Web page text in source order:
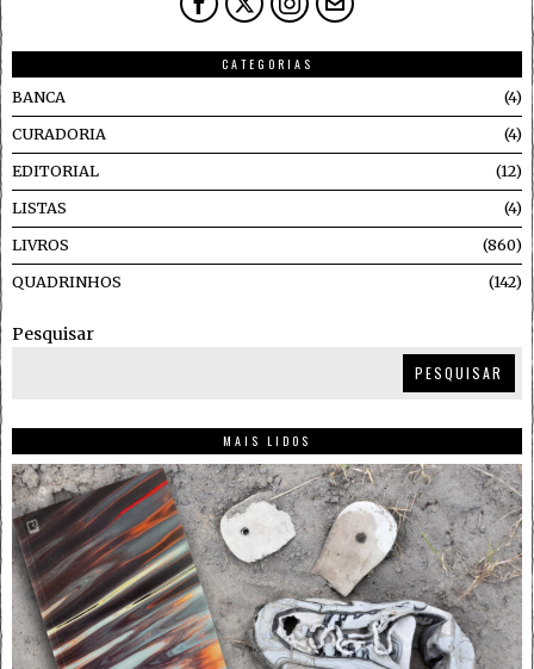
CATEGORIAS
BANCA
4
CURADORIA 4
EDITORIAL 12
LISTAS 4
LIVROS 860
QUADRINHOS 142
Pesquisar
PESQUISAR
MAIS LIDOS